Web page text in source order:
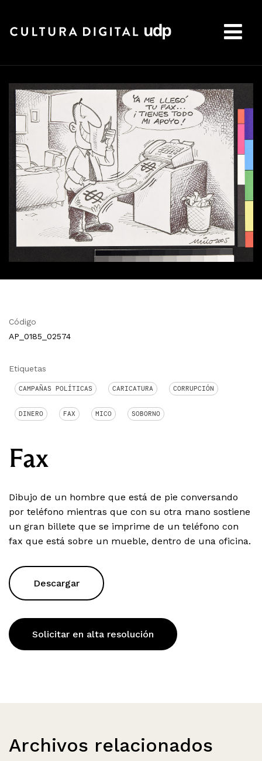
Código
AP_0185_02574
Etiquetas
CAMPAÑAS POLÍTICAS CARICATURA CORRUPCIÓN
DINERO FAX MICO SOBORNO
Fax
Dibujo de un hombre que está de pie conversando
por teléfono mientras que con su otra mano sostiene
un gran billete que se imprime de un teléfono con
fax que está sobre un mueble, dentro de una oficina.
Descargar
Solicitar en alta resolución
Archivos relacionados